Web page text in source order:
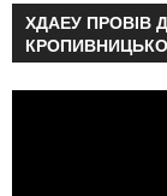
ХДАЕУ ПРОВІВ